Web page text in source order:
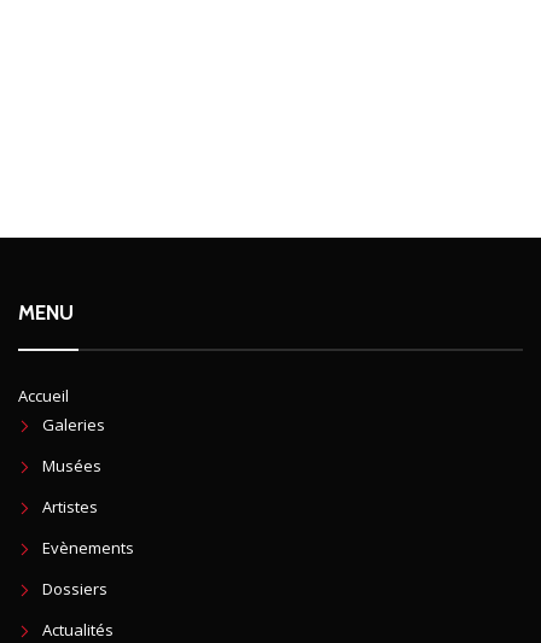
MENU
Accueil
Galeries
Musées
Artistes
Evènements
Dossiers
Actualités